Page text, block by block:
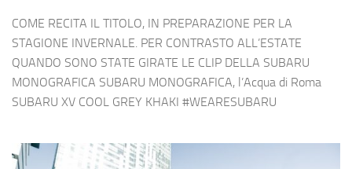
COME RECITA IL TITOLO, IN PREPARAZIONE PER LA
STAGIONE INVERNALE. PER CONTRASTO ALL’ESTATE
QUANDO SONO STATE GIRATE LE CLIP DELLA SUBARU
MONOGRAFICA SUBARU MONOGRAFICA, l’Acqua di Roma
SUBARU XV COOL GREY KHAKI #WEARESUBARU